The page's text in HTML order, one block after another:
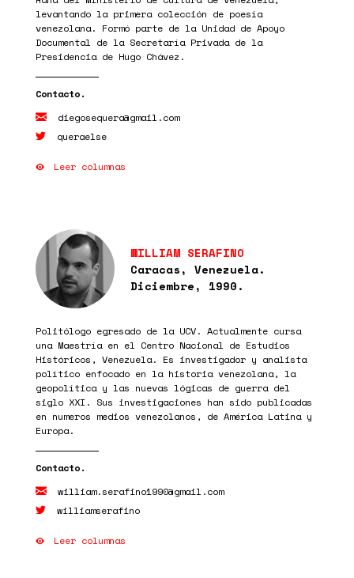
levantando la primera colección de poesía
venezolana. Formó parte de la Unidad de Apoyo
Documental de la Secretaría Privada de la
Presidencia de Hugo Chávez.
diegosequera@gmail.com
queraelse
Leer columnas
WILLIAM SERAFINO
Caracas, Venezuela.
Diciembre, 1990.
Politólogo egresado de la UCV. Actualmente cursa
una Maestría en el Centro Nacional de Estudios
Históricos, Venezuela. Es investigador y analista
político enfocado en la historia venezolana, la
geopolítica y las nuevas lógicas de guerra del
siglo XXI. Sus investigaciones han sido publicadas
en numeros medios venezolanos, de América Latina y
Europa.
william.serafino1990@gmail.com
williamserafino
Leer columnas